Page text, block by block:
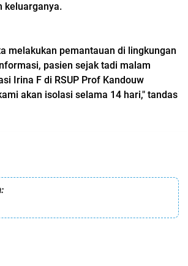
keluarganya.
melakukan pemantauan di lingkungan
pasien sejak tadi malam
Irina F di RSUP Prof Kandouw
akan isolasi selama 14 hari," tandas